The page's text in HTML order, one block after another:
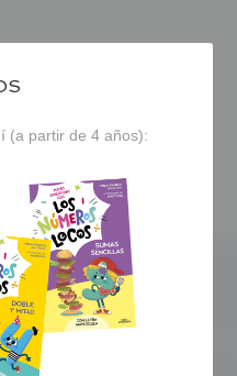
(a partir de 4 años):